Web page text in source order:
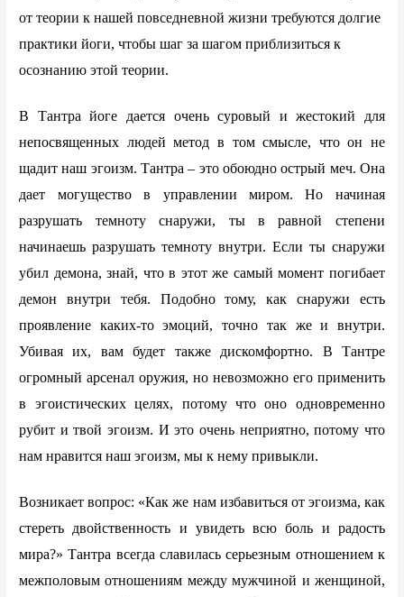
от теории к нашей повседневной жизни требуются долгие
практики йоги, чтобы шаг за шагом приблизиться к
осознанию этой теории.
В Тантра йоге дается очень суровый и жестокий для
непосвященных людей метод в том смысле, что он не
щадит наш эгоизм. Тантра – это обоюдно острый меч. Она
дает могущество в управлении миром. Но начиная
разрушать темноту снаружи, ты в равной степени
начинаешь разрушать темноту внутри. Если ты снаружи
убил демона, знай, что в этот же самый момент погибает
демон внутри тебя. Подобно тому, как снаружи есть
проявление каких-то эмоций, точно так же и внутри.
Убивая их, вам будет также дискомфортно. В Тантре
огромный арсенал оружия, но невозможно его применить
в эгоистических целях, потому что оно одновременно
рубит и твой эгоизм. И это очень неприятно, потому что
нам нравится наш эгоизм, мы к нему привыкли.
Возникает вопрос: «Как же нам избавиться от эгоизма, как
стереть двойственность и увидеть всю боль и радость
мира?» Тантра всегда славилась серьезным отношением к
межполовым отношениям между мужчиной и женщиной,